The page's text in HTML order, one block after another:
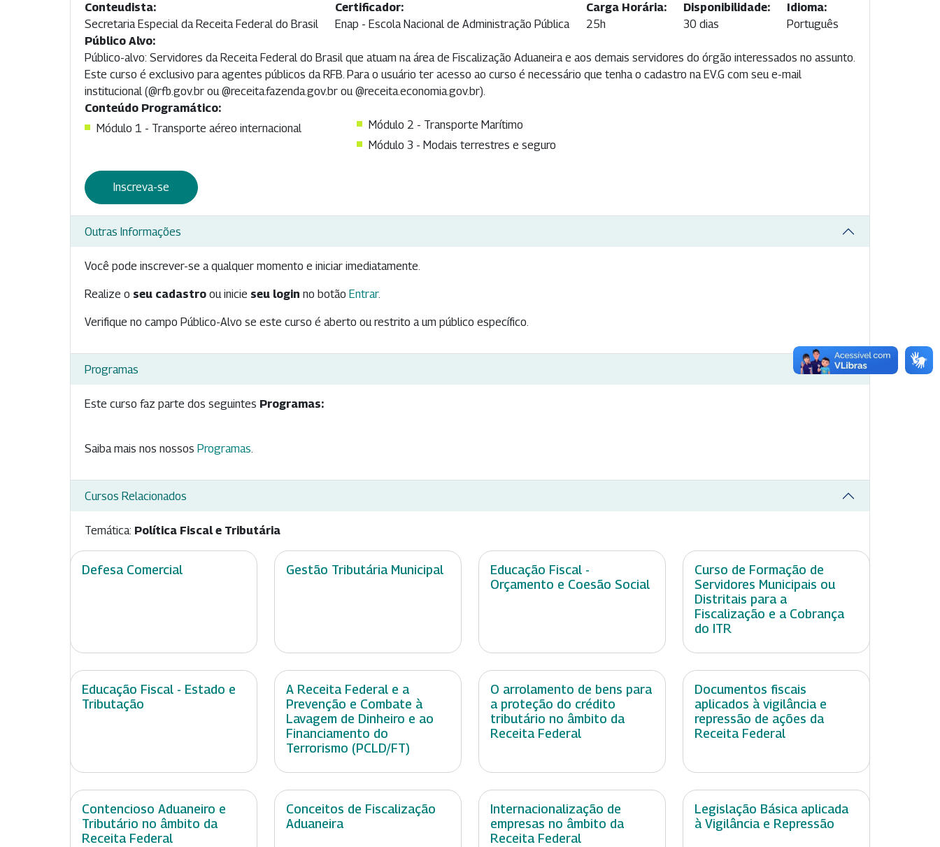
Conteudista:
Secretaria Especial da Receita Federal do Brasil
Certificador:
Enap - Escola Nacional de Administração Pública
Carga Horária:
25h
Disponibilidade:
30 dias
Idioma:
Português
Público Alvo:
Público-alvo: Servidores da Receita Federal do Brasil que atuam na área de Fiscalização Aduaneira e aos demais servidores do órgão interessados no assunto.
Este curso é exclusivo para agentes públicos da RFB. Para o usuário ter acesso ao curso é necessário que tenha o cadastro na EV.G com seu e-mail
institucional (@rfb.gov.br ou @receita.fazenda.gov.br ou @receita.economia.gov.br).
Conteúdo Programático:
Módulo 1 - Transporte aéreo internacional
Módulo 2 - Transporte Marítimo
Módulo 3 - Modais terrestres e seguro
Inscreva-se
Outras Informações
Você pode inscrever-se a qualquer momento e iniciar imediatamente.
Realize o seu cadastro ou inicie seu login no botão Entrar.
Verifique no campo Público-Alvo se este curso é aberto ou restrito a um público específico.
Programas
Este curso faz parte dos seguintes Programas:
Saiba mais nos nossos Programas.
Cursos Relacionados
Temática: Política Fiscal e Tributária
Defesa Comercial Gestão Tributária Municipal
Educação Fiscal -
Orçamento e Coesão Social
Curso de Formação de
Servidores Municipais ou
Distritais para a
Fiscalização e a Cobrança
do ITR
Educação Fiscal - Estado e
Tributação
A Receita Federal e a
Prevenção e Combate à
Lavagem de Dinheiro e ao
Financiamento do
Terrorismo (PCLD/FT)
O arrolamento de bens para
a proteção do crédito
tributário no âmbito da
Receita Federal
Documentos fiscais
aplicados à vigilância e
repressão de ações da
Receita Federal
Contencioso Aduaneiro e
Tributário no âmbito da
Receita Federal
Conceitos de Fiscalização
Aduaneira
Internacionalização de
empresas no âmbito da
Receita Federal
Legislação Básica aplicada
à Vigilância e Repressão